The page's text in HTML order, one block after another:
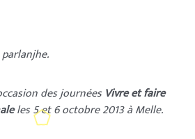
des journées Vivre et faire
les 5 et 6 octobre 2013 à Melle.